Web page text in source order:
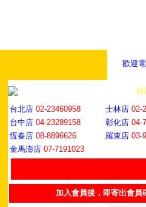
歡迎
社
台北店 02-23460958 士林店 02-
台中店 04-23289158 彰化店 04-
恆春店 08-8896626 羅東店 03-
金馬澎店 07-7191023
加入會員後，即寄出會員